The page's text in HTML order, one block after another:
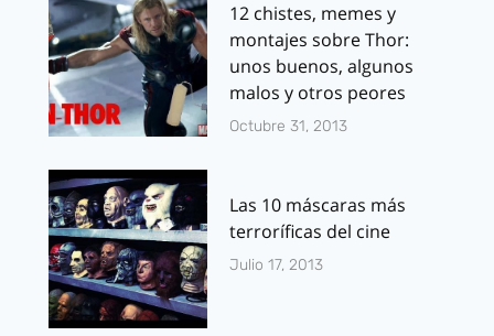
12 chistes, memes y
montajes sobre Thor:
unos buenos, algunos
malos y otros peores
Octubre 31, 2013
Las 10 máscaras más
terroríficas del cine
Julio 17, 2013